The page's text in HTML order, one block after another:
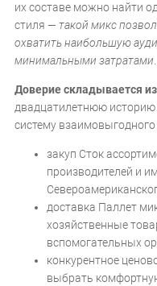
их составе можно найти
стиля —такой микс
охватить наибольшую
минимальными затратами.
Доверие складывается
двадцатилетнюю
систему взаимовыгодного
закуп Сток
производителей и
доставка Паллет
хозяйственные
вспомогательных
конкурентное
выбрать